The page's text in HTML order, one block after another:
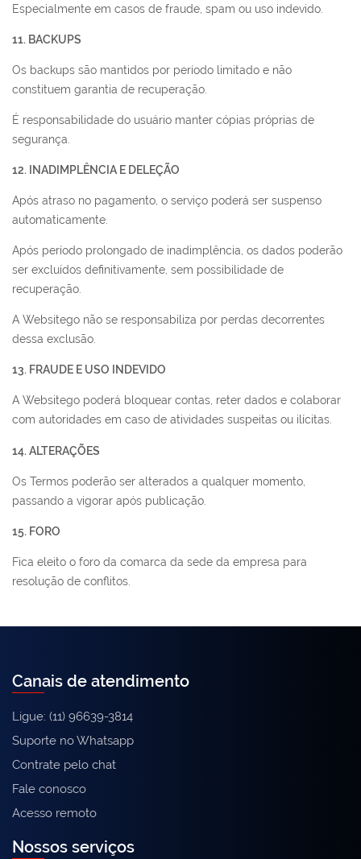
Especialmente em casos de fraude, spam ou uso indevido.
11. BACKUPS
Os backups são mantidos por período limitado e não
constituem garantia de recuperação.
É responsabilidade do usuário manter cópias próprias de
segurança.
12. INADIMPLÊNCIA E DELEÇÃO
Após atraso no pagamento, o serviço poderá ser suspenso
automaticamente.
Após período prolongado de inadimplência, os dados poderão
ser excluídos definitivamente, sem possibilidade de
recuperação.
A Websitego não se responsabiliza por perdas decorrentes
dessa exclusão.
13. FRAUDE E USO INDEVIDO
A Websitego poderá bloquear contas, reter dados e colaborar
com autoridades em caso de atividades suspeitas ou ilícitas.
14. ALTERAÇÕES
Os Termos poderão ser alterados a qualquer momento,
passando a vigorar após publicação.
15. FORO
Fica eleito o foro da comarca da sede da empresa para
resolução de conflitos.
Canais de atendimento
Ligue: (11) 96639-3814
Suporte no Whatsapp
Contrate pelo chat
Fale conosco
Acesso remoto
Nossos serviços